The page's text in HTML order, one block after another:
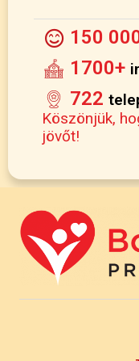
150
1700+
722
Köszönjük,
jövőt!